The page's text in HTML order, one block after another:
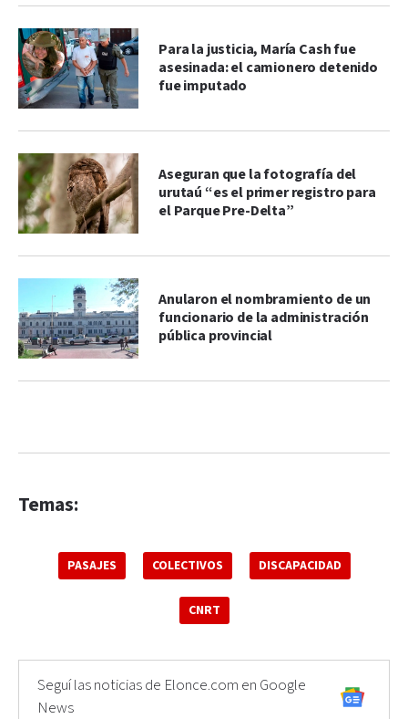
Para la justicia, María Cash fue
asesinada: el camionero detenido
fue imputado
Aseguran que la fotografía del
urutaú “es el primer registro para
el Parque Pre-Delta”
Anularon el nombramiento de un
funcionario de la administración
pública provincial
Temas:
PASAJES COLECTIVOS DISCAPACIDAD
CNRT
Seguí las noticias de Elonce.com en Google
News